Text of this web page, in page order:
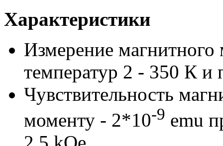
Характеристики
Измерение магнитного
температур 2 - 350 К и
Чувствительность
моменту - 2*10-9 emu